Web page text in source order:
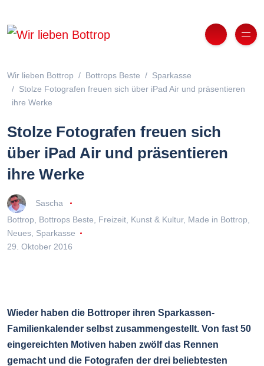
Wir lieben Bottrop Bottrops Beste
Sparkasse
Stolze Fotografen freuen sich über iPad Air und präsentieren
ihre Werke
Stolze Fotografen freuen sich
über iPad Air und präsentieren
ihre Werke
Sascha
Bottrop
Bottrops Beste Freizeit Kunst & Kultur, Made in Bottrop
Neues Sparkasse
29. Oktober 2016
Wieder haben die Bottroper ihren Sparkassen-
Familienkalender selbst zusammengestellt. Von fast 50
eingereichten Motiven haben zwölf das Rennen
gemacht und die Fotografen der drei beliebtesten